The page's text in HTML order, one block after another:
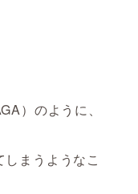
） のように、
しまうようなこ